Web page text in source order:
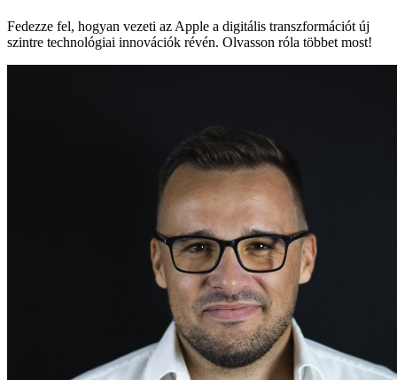
Fedezze fel, hogyan vezeti az Apple a digitális transzformációt új
szintre technológiai innovációk révén. Olvasson róla többet most!